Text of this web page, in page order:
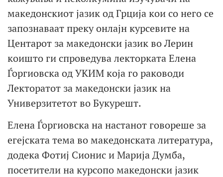
македонскиот јазик од Грција кои со него се
запознаваат преку онлајн курсевите на
Центарот за македонски јазик во Лерин
коишто ги спроведува лекторката Елена
Ѓоргиовска од УКИМ која го раководи
Лекторатот за македонски јазик на
Универзитетот во Букурешт.
Елена Ѓоргиовска на настанот говореше за
егејската тема во македонската литература,
додека Фотиј Сионис и Марија Думба,
посетители на курсопо македонски јазик